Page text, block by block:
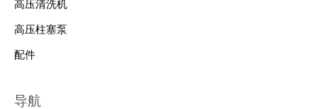
高压清洗机
高压柱塞泵
配件
导航